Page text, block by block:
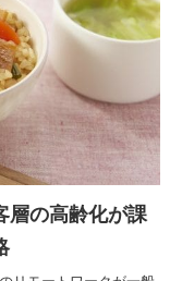
JOURNAL
層の高齢化が課